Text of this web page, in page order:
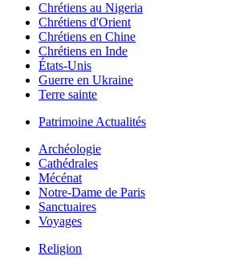
Chrétiens au Nigeria
Chrétiens d'Orient
Chrétiens en Chine
Chrétiens en Inde
États-Unis
Guerre en Ukraine
Terre sainte
Patrimoine Actualités
Archéologie
Cathédrales
Mécénat
Notre-Dame de Paris
Sanctuaires
Voyages
Religion